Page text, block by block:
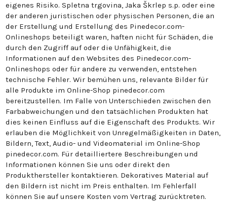
eigenes Risiko. Spletna trgovina, Jaka Škrlep s.p. oder eine
der anderen juristischen oder physischen Personen, die an
der Erstellung und Erstellung des Pinedecor.com-
Onlineshops beteiligt waren, haften nicht für Schäden, die
durch den Zugriff auf oder die Unfähigkeit, die
Informationen auf den Websites des Pinedecor.com-
Onlineshops oder für andere zu verwenden, entstehen
technische Fehler. Wir bemühen uns, relevante Bilder für
alle Produkte im Online-Shop pinedecor.com
bereitzustellen. Im Falle von Unterschieden zwischen den
Farbabweichungen und den tatsächlichen Produkten hat
dies keinen Einfluss auf die Eigenschaft des Produkts. Wir
erlauben die Möglichkeit von Unregelmäßigkeiten in Daten,
Bildern, Text, Audio- und Videomaterial im Online-Shop
pinedecor.com. Für detailliertere Beschreibungen und
Informationen können Sie uns oder direkt den
Produkthersteller kontaktieren. Dekoratives Material auf
den Bildern ist nicht im Preis enthalten. Im Fehlerfall
können Sie auf unsere Kosten vom Vertrag zurücktreten.